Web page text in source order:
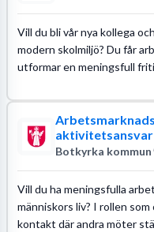
Vill du bli vår nya kollega
modern skolmiljö? Du får
utformar en meningsfull
aktivitetsansvar
Botkyrka kommun
Vill du ha meningsfulla
människors liv? I rollen
kontakt där andra möter